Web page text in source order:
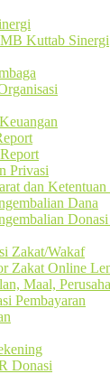
Kuttab Sinergi
Privasi
dan
Dana
Zakat/Wakaf
Zakat Online
Maal,
Pembayaran
Donasi